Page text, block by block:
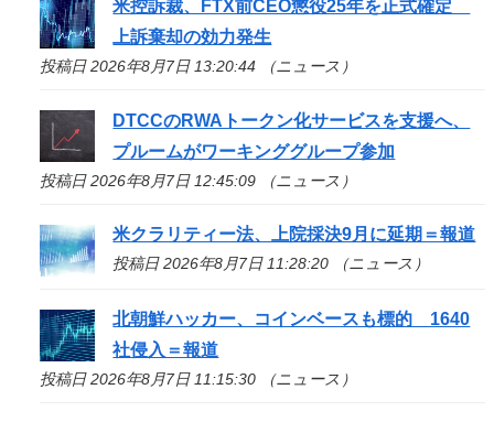
米控訴裁、FTX前CEO懲役25年を正式確定
上訴棄却の効力発生
投稿日 2026年8月7日 13:20:44 （ニュース）
DTCCのRWAトークン化サービスを支援へ、
プルームがワーキンググループ参加
投稿日 2026年8月7日 12:45:09 （ニュース）
米クラリティー法、上院採決9月に延期＝報道
投稿日 2026年8月7日 11:28:20 （ニュース）
北朝鮮ハッカー、コインベースも標的 1640
社侵入＝報道
投稿日 2026年8月7日 11:15:30 （ニュース）